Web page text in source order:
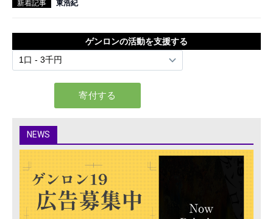
新着記事 東浩紀
ゲンロンの活動を支援する
NEWS